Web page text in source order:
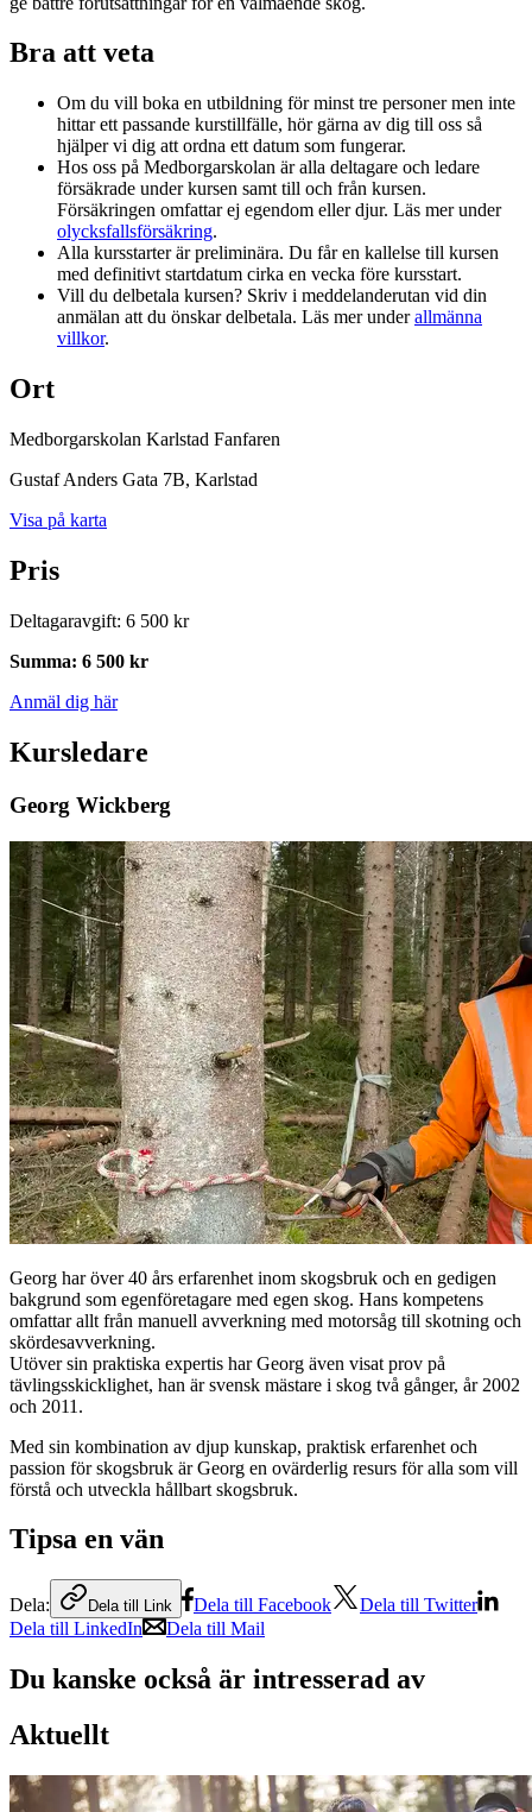
Bra att veta
Om du vill boka en utbildning för minst tre personer men inte
hittar ett passande kurstillfälle, hör gärna av dig till oss så
hjälper vi dig att ordna ett datum som fungerar.
Hos oss på Medborgarskolan är alla deltagare och ledare
försäkrade under kursen samt till och från kursen.
Försäkringen omfattar ej egendom eller djur. Läs mer under
olycksfallsförsäkring.
Alla kursstarter är preliminära. Du får en kallelse till kursen
med definitivt startdatum cirka en vecka före kursstart.
Vill du delbetala kursen? Skriv i meddelanderutan vid din
anmälan att du önskar delbetala. Läs mer underallmänna
villkor.
Ort
Medborgarskolan Karlstad Fanfaren
Gustaf Anders Gata 7B, Karlstad
Visa på karta
Pris
Deltagaravgift: 6 500 kr
Summa: 6 500 kr
Anmäl dig här
Kursledare
Georg Wickberg
Georg har över 40 års erfarenhet inom skogsbruk och en gedigen
bakgrund som egenföretagare med egen skog. Hans kompetens
omfattar allt från manuell avverkning med motorsåg till skotning och
skördesavverkning.
Utöver sin praktiska expertis har Georg även visat prov på
tävlingsskicklighet, han är svensk mästare i skog två gånger, år 2002
och 2011.
Med sin kombination av djup kunskap, praktisk erfarenhet och
passion för skogsbruk är Georg en ovärderlig resurs för alla som vill
förstå och utveckla hållbart skogsbruk.
Tipsa en vän
Dela: Dela till Link Dela till Facebook
Dela till Twitter
Dela till LinkedIn
Dela till Mail
Du kanske också är intresserad av
Aktuellt